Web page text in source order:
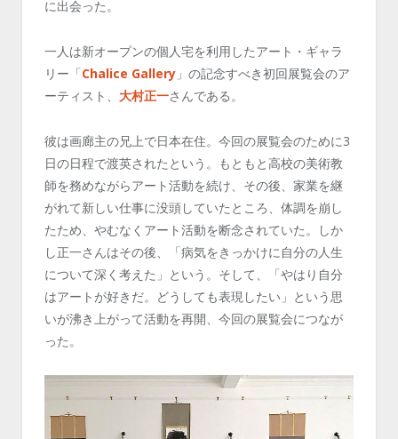
に出会った。
一人は新オープンの個人宅を利用したアート・ギャラ
リー「Chalice Gallery 」の記念すべき初回展覧会のア
ーティスト、 大村正一さんである。
彼は画廊主の兄上で日本在住。今回の展覧会のために3
日の日程で渡英されたという。もともと高校の美術教
師を務めながらアート活動を続け、その後、家業を継
がれて新しい仕事に没頭していたところ、体調を崩し
たため、やむなくアート活動を断念されていた。しか
し正一さんはその後、「病気をきっかけに自分の人生
について深く考えた」という。そして、「やはり自分
はアートが好きだ。どうしても表現したい」という思
いが沸き上がって活動を再開、今回の展覧会につなが
った。